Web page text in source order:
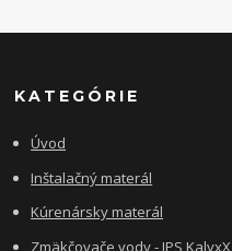
KATEGÓRIE
Úvod
Inštalačný materál
Kúrenársky materál
Zmäkčovače vody - IPS KalyxX